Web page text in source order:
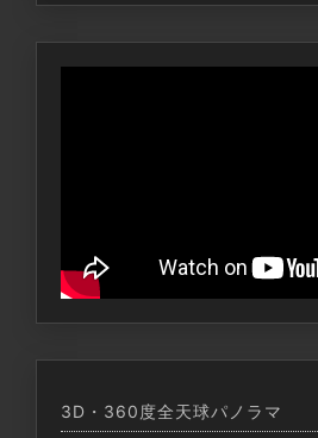
3D・360度全天球パノラマ